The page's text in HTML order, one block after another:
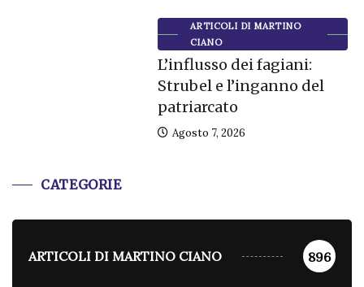
ARTICOLI DI MARTINO
CIANO
L’influsso dei fagiani:
Strubel e l’inganno del
patriarcato
Agosto 7, 2026
CATEGORIE
ARTICOLI DI MARTINO CIANO 896